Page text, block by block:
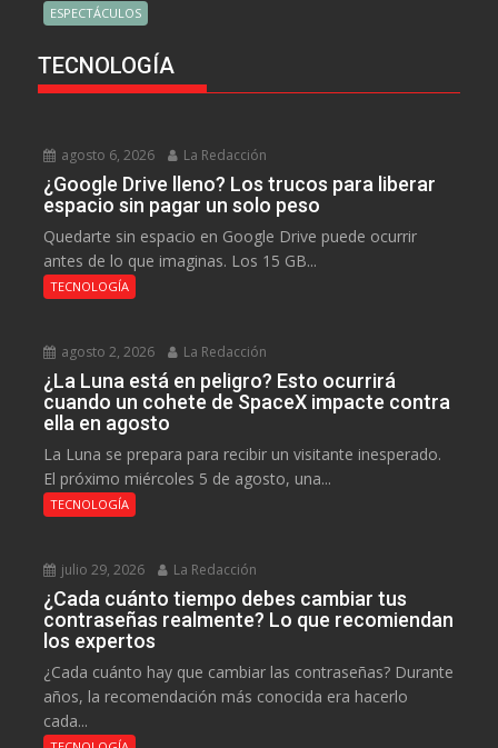
ESPECTÁCULOS
TECNOLOGÍA
agosto 6, 2026 La Redacción
¿Google Drive lleno? Los trucos para liberar
espacio sin pagar un solo peso
Quedarte sin espacio en Google Drive puede ocurrir
antes de lo que imaginas. Los 15 GB...
TECNOLOGÍA
agosto 2, 2026 La Redacción
¿La Luna está en peligro? Esto ocurrirá
cuando un cohete de SpaceX impacte contra
ella en agosto
La Luna se prepara para recibir un visitante inesperado.
El próximo miércoles 5 de agosto, una...
TECNOLOGÍA
julio 29, 2026 La Redacción
¿Cada cuánto tiempo debes cambiar tus
contraseñas realmente? Lo que recomiendan
los expertos
¿Cada cuánto hay que cambiar las contraseñas? Durante
años, la recomendación más conocida era hacerlo
cada...